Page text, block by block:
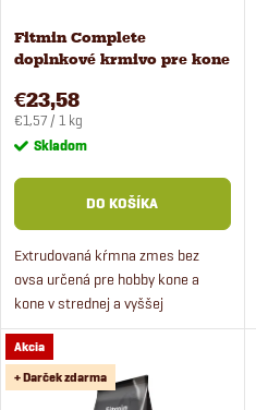
e
p
r
o
d
u
k
s
p
r
o
d
u
k
Fitmin Complete
doplnkové krmivo pre kone
€23,58
Jednotková
cena:
€1,57 / 1 kg
Skladom
DO KOŠÍKA
Extrudovaná kŕmna zmes bez
ovsa určená pre hobby kone a
kone v strednej a vyššej
tréningovej záťaži.
Akcia
+ Darček zdarma